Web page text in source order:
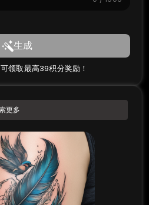
生成
领取最高39积分奖励！
更多